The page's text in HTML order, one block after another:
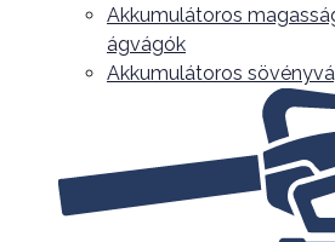
Akkumulátoros
ágvágók
Akkumulátoros